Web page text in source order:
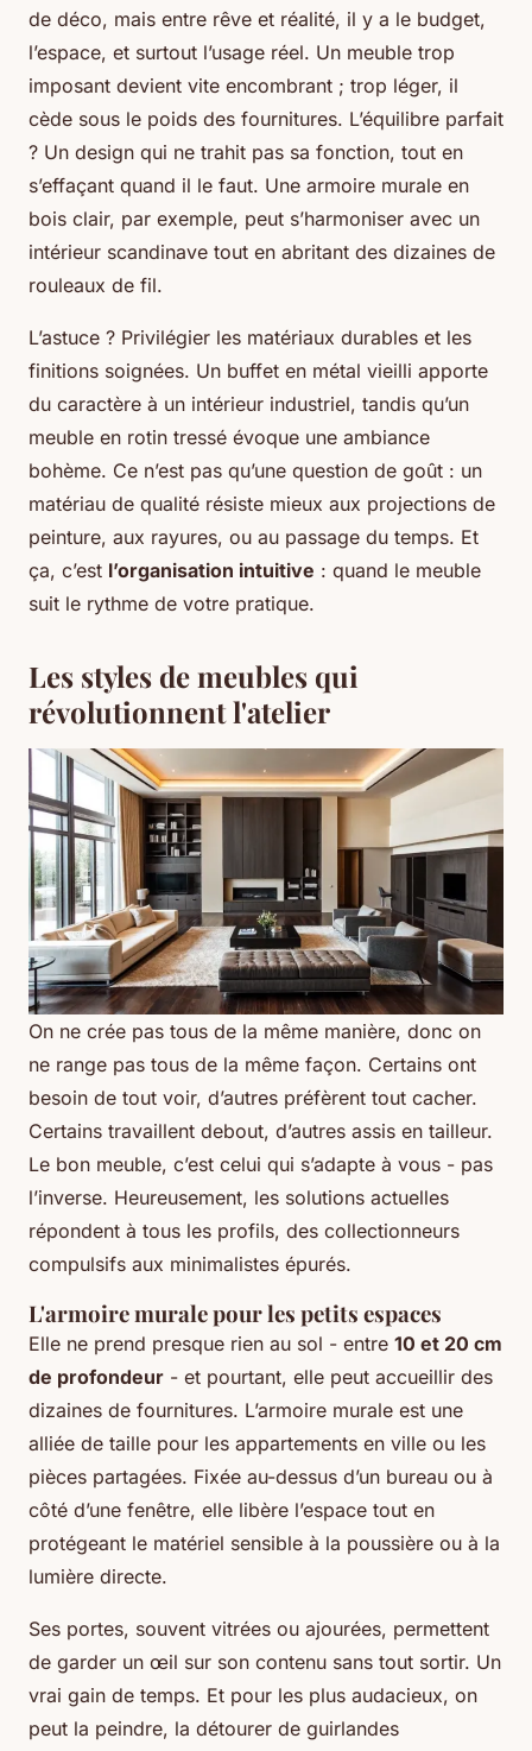
de déco, mais entre rêve et réalité, il y a le budget,
l’espace, et surtout l’usage réel. Un meuble trop
imposant devient vite encombrant ; trop léger, il
cède sous le poids des fournitures. L’équilibre parfait
? Un design qui ne trahit pas sa fonction, tout en
s’effaçant quand il le faut. Une armoire murale en
bois clair, par exemple, peut s’harmoniser avec un
intérieur scandinave tout en abritant des dizaines de
rouleaux de fil.
L’astuce ? Privilégier les matériaux durables et les
finitions soignées. Un buffet en métal vieilli apporte
du caractère à un intérieur industriel, tandis qu’un
meuble en rotin tressé évoque une ambiance
bohème. Ce n’est pas qu’une question de goût : un
matériau de qualité résiste mieux aux projections de
peinture, aux rayures, ou au passage du temps. Et
ça, c’est l’organisation intuitive : quand le meuble
suit le rythme de votre pratique.
Les styles de meubles qui
révolutionnent l'atelier
On ne crée pas tous de la même manière, donc on
ne range pas tous de la même façon. Certains ont
besoin de tout voir, d’autres préfèrent tout cacher.
Certains travaillent debout, d’autres assis en tailleur.
Le bon meuble, c’est celui qui s’adapte à vous - pas
l’inverse. Heureusement, les solutions actuelles
répondent à tous les profils, des collectionneurs
compulsifs aux minimalistes épurés.
L'armoire murale pour les petits espaces
Elle ne prend presque rien au sol - entre 10 et 20 cm
de profondeur - et pourtant, elle peut accueillir des
dizaines de fournitures. L’armoire murale est une
alliée de taille pour les appartements en ville ou les
pièces partagées. Fixée au-dessus d’un bureau ou à
côté d’une fenêtre, elle libère l’espace tout en
protégeant le matériel sensible à la poussière ou à la
lumière directe.
Ses portes, souvent vitrées ou ajourées, permettent
de garder un œil sur son contenu sans tout sortir. Un
vrai gain de temps. Et pour les plus audacieux, on
peut la peindre, la détourer de guirlandes